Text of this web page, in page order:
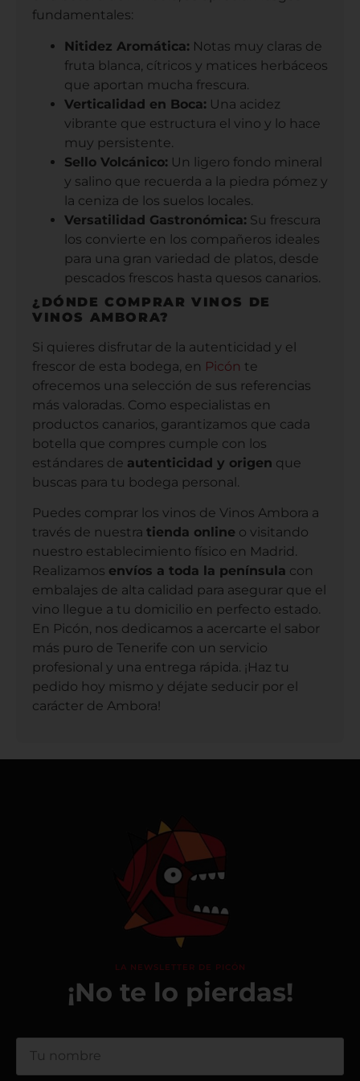
fundamentales:
Nitidez Aromática: Notas muy claras de
fruta blanca, cítricos y matices herbáceos
que aportan mucha frescura.
Verticalidad en Boca: Una acidez
vibrante que estructura el vino y lo hace
muy persistente.
Sello Volcánico: Un ligero fondo mineral
y salino que recuerda a la piedra pómez y
la ceniza de los suelos locales.
Versatilidad Gastronómica: Su frescura
los convierte en los compañeros ideales
para una gran variedad de platos, desde
pescados frescos hasta quesos canarios.
¿DÓNDE COMPRAR VINOS DE
VINOS AMBORA?
Si quieres disfrutar de la autenticidad y el
frescor de esta bodega, en Picón te
ofrecemos una selección de sus referencias
más valoradas. Como especialistas en
productos canarios, garantizamos que cada
botella que compres cumple con los
estándares de autenticidad y origen que
buscas para tu bodega personal.
Puedes comprar los vinos de Vinos Ambora a
través de nuestra tienda online o visitando
nuestro establecimiento físico en Madrid.
Realizamos envíos a toda la península con
embalajes de alta calidad para asegurar que el
vino llegue a tu domicilio en perfecto estado.
En Picón, nos dedicamos a acercarte el sabor
más puro de Tenerife con un servicio
profesional y una entrega rápida. ¡Haz tu
pedido hoy mismo y déjate seducir por el
carácter de Ambora!
LA NEWSLETTER DE PICÓN
¡No te lo pierdas!